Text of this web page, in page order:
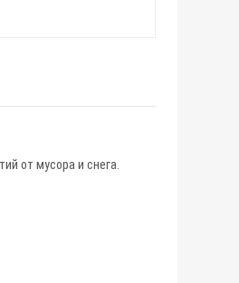
от мусора и снега.